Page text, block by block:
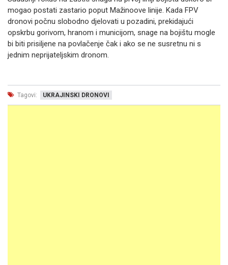
mogao postati zastario poput Mažinoove linije. Kada FPV
dronovi počnu slobodno djelovati u pozadini, prekidajući
opskrbu gorivom, hranom i municijom, snage na bojištu mogle
bi biti prisiljene na povlačenje čak i ako se ne susretnu ni s
jednim neprijateljskim dronom.
Tagovi: UKRAJINSKI DRONOVI